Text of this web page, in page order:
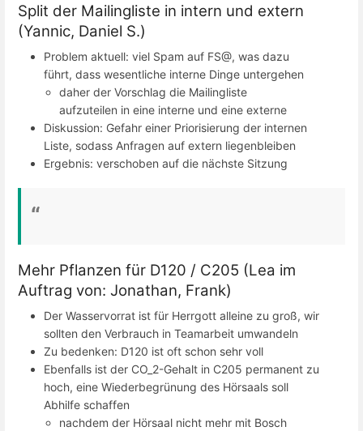
Split der Mailingliste in intern und extern
(Yannic, Daniel S.)
Problem aktuell: viel Spam auf FS@, was dazu
führt, dass wesentliche interne Dinge untergehen
daher der Vorschlag die Mailingliste
aufzuteilen in eine interne und eine externe
Diskussion: Gefahr einer Priorisierung der internen
Liste, sodass Anfragen auf extern liegenbleiben
Ergebnis: verschoben auf die nächste Sitzung
Mehr Pflanzen für D120 / C205 (Lea im
Auftrag von: Jonathan, Frank)
Der Wasservorrat ist für Herrgott alleine zu groß, wir
sollten den Verbrauch in Teamarbeit umwandeln
Zu bedenken: D120 ist oft schon sehr voll
Ebenfalls ist der CO_2-Gehalt in C205 permanent zu
hoch, eine Wiederbegrünung des Hörsaals soll
Abhilfe schaffen
nachdem der Hörsaal nicht mehr mit Bosch